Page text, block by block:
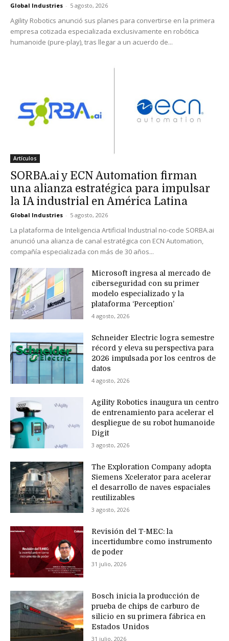
Global Industries - 5 agosto, 2026
Agility Robotics anunció sus planes para convertirse en la primera
empresa cotizada especializada exclusivamente en robótica
humanoide (pure-play), tras llegar a un acuerdo de...
Artículos
SORBA.ai y ECN Automation firman
una alianza estratégica para impulsar
la IA industrial en América Latina
Global Industries - 5 agosto, 2026
La plataforma de Inteligencia Artificial Industrial no-code SORBA.ai
anunció una alianza de canal estratégica con ECN Automation,
compañía especializada con más de 30 años...
Microsoft ingresa al mercado de
ciberseguridad con su primer
modelo especializado y la
plataforma ‘Perception’
4 agosto, 2026
Schneider Electric logra semestre
récord y eleva su perspectiva para
2026 impulsada por los centros de
datos
4 agosto, 2026
Agility Robotics inaugura un centro
de entrenamiento para acelerar el
despliegue de su robot humanoide
Digit
3 agosto, 2026
The Exploration Company adopta
Siemens Xcelerator para acelerar
el desarrollo de naves espaciales
reutilizables
3 agosto, 2026
Revisión del T-MEC: la
incertidumbre como instrumento
de poder
31 julio, 2026
Bosch inicia la producción de
prueba de chips de carburo de
silicio en su primera fábrica en
Estados Unidos
31 julio, 2026